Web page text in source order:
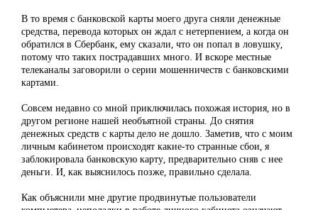
В то время с банковской карты моего друга сняли денежные
средства, перевода которых он ждал с нетерпением, а когда он
обратился в Сбербанк, ему сказали, что он попал в ловушку,
потому что таких пострадавших много. И вскоре местные
телеканалы заговорили о серии мошенничеств с банковскими
картами.
Совсем недавно со мной приключилась похожая история, но в
другом регионе нашей необъятной страны. До снятия
денежных средств с карты дело не дошло. Заметив, что с моим
личным кабинетом происходят какие-то странные сбои, я
заблокировала банковскую карту, предварительно сняв с нее
деньги. И, как выяснилось позже, правильно сделала.
Как объяснили мне другие продвинутые пользователи